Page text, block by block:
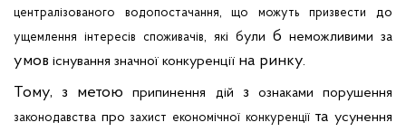
централізованого водопостачання,що можуть призвести до
ущемлення інтересів споживачів, які були б неможливими за
умов існування значної конкуренції на ринку.
Тому, з метоюприпинення дій з ознаками порушення
законодавства про захист економічної конкуренціїтаусунення